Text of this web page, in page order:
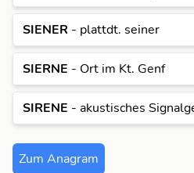
SIENER - plattdt. seiner
SIERNE - Ort im Kt. Genf
SIRENE - akustisches
Zum Anagram